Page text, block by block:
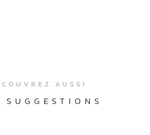
AUSSI
SUGGESTIONS